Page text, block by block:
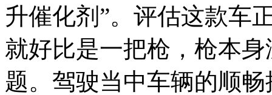
升催化剂”。评估这款车
就好比是一把枪，枪本
题。驾驶当中车辆的顺